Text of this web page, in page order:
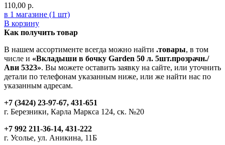
110,00 р.
в 1 магазине (1 шт)
В корзину
Как получить товар
В нашем ассортименте всегда можно найти .товары, в том
числе и «Вкладыши в бочку Garden 50 л. 5шт.прозрачн./
Ави 5323». Вы можете оставить заявку на сайте, или уточнить
детали по телефонам указанным ниже, или же найти нас по
указанным адресам.
+7 (3424) 23-97-67, 431-651
г. Березники, Карла Маркса 124, ск. №20
+7 992 211-36-14, 431-222
г. Усолье, ул. Аникина, 11Б